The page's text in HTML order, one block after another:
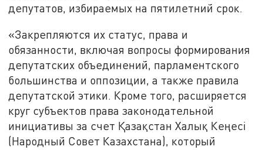
депутатов, избираемых на пятилетний срок.
«Закрепляются их статус, права и
обязанности, включая вопросы формирования
депутатских объединений, парламентского
большинства и оппозиции, а также правила
депутатской этики. Кроме того, расширяется
круг субъектов права законодательной
инициативы за счет Қазақстан Халық Кеңесі
(Народный Совет Казахстана), который